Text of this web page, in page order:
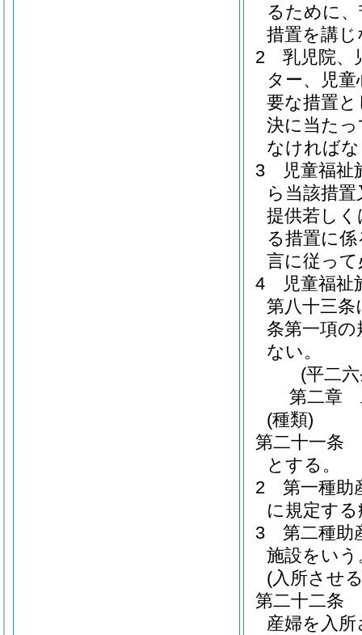
るために
措置を講
2
乳児院、
ター、児
要な措置
決に当た
なければ
3
児童福
ら当該措
提供若し
る措置に
言に従っ
4
児童福祉
第八十三条
条第一項
ない。
(平二
第二章
(種類)
第二十一条
とする。
2
第一種助
に規定す
3
第二種助
施設をいう
(入所させ
第二十二条
産婦を入